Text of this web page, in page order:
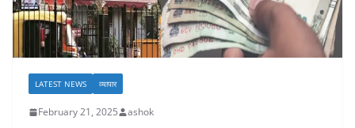
LATEST NEWS व्यापार
February 21, 2025 ashok